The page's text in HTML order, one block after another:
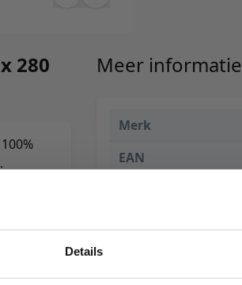
Details
280
Meer informatie
Merk
EAN